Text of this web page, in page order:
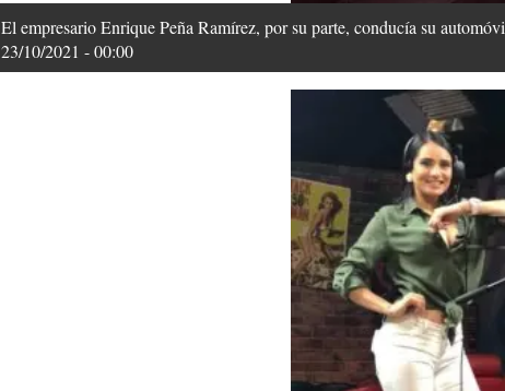
El empresario Enrique Peña Ramírez, por su parte, conducía su
23/10/2021 - 00:00